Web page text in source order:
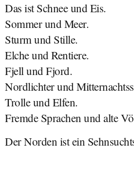
Das ist Schnee und Eis.
Sommer und Meer.
Sturm und Stille.
Elche und Rentiere.
Fjell und Fjord.
Nordlichter und
Trolle und Elfen.
Fremde Sprachen und alte
Der Norden ist ein